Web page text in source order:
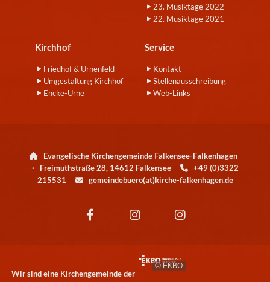
23. Musiktage 2022
22. Musiktage 2021
Kirchhof
Friedhof & Urnenfeld
Umgestaltung Kirchhof
Encke-Urne
Service
Kontakt
Stellenausschreibung
Web-Links

Evangelische Kirchengemeinde Falkensee-Falkenhagen
· Freimuthstraße 28, 14612 Falkensee
+49 (0)3322
215531
gemeindebuero(at)kirche-falkenhagen.de
Wir sind eine Kirchengemeinde der
© EKBO